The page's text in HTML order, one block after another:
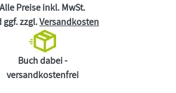
Alle Preise inkl. MwSt.
ggf. zzgl.Versandkosten
Buch dabei -
versandkostenfrei